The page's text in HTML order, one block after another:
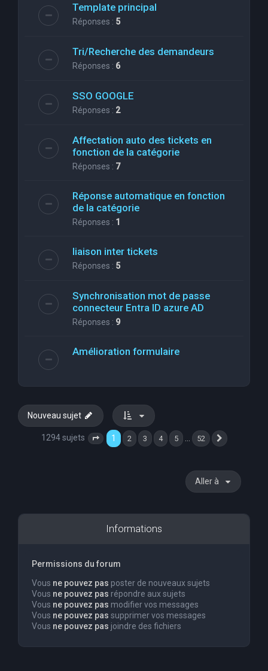
Template principal
Réponses : 5
Tri/Recherche des demandeurs
Réponses : 6
SSO GOOGLE
Réponses : 2
Affectation auto des tickets en
fonction de la catégorie
Réponses : 7
Réponse automatique en fonction
de la catégorie
Réponses : 1
liaison inter tickets
Réponses : 5
Synchronisation mot de passe
connecteur Entra ID azure AD
Réponses : 9
Amélioration formulaire
Nouveau sujet
1294 sujets Page 1 sur 52
1 2 3 4 5 52
Aller à
Informations
Permissions du forum
Vous ne pouvez pas poster de nouveaux sujets
Vous ne pouvez pas répondre aux sujets
Vous ne pouvez pas modifier vos messages
Vous ne pouvez pas supprimer vos messages
Vous ne pouvez pas joindre des fichiers